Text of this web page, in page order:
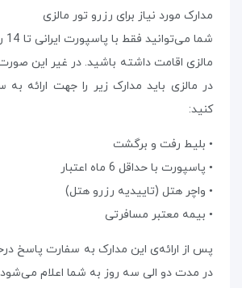
مدارک مورد نیاز برای رزرو تور مالزی
مالزی اقامت داشته باشید. در غیر این
در مالزی باید مدارک زیر را جهت ارائه به
کنید:
• بلیط رفت و برگشت
• پاسپورت با حداقل 6 ماه اعتبار
• واچر هتل (تاییدیه رزرو هتل)
• بیمه معتبر مسافرتی
پس از ارائه‌ی این مدارک به سفارت پاسخ
در مدت دو الی سه روز به شما اعلام